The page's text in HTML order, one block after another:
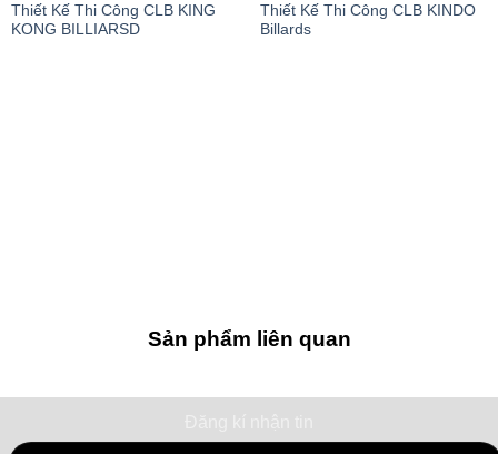
Thiết Kế Thi Công CLB KING
KONG BILLIARSD
Thiết Kế Thi Công CLB KINDO
Billards
Sản phẩm liên quan